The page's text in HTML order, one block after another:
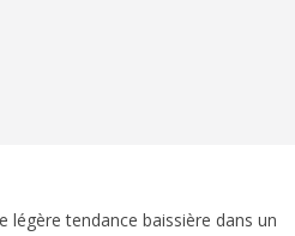
légère tendance baissière dans un